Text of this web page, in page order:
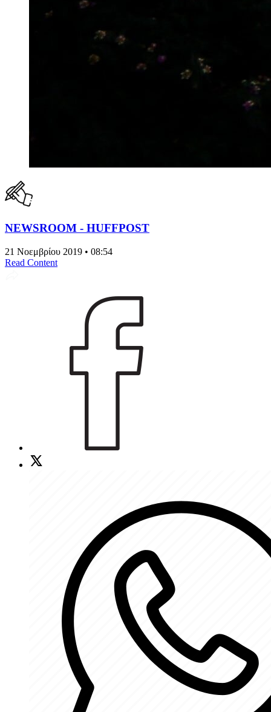
NEWSROOM - HUFFPOST
21 Νοεμβρίου 2019 • 08:54
Read Content